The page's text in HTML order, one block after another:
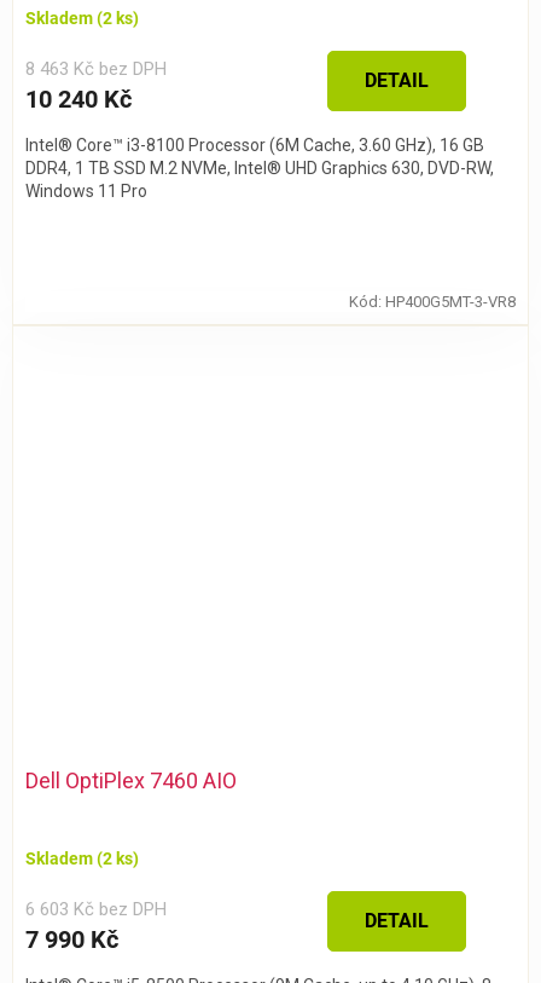
Skladem(2 ks)
8 463 Kč bez DPH
10 240 Kč
DETAIL
Intel® Core™ i3-8100 Processor (6M Cache, 3.60 GHz), 16 GB
DDR4, 1 TB SSD M.2 NVMe, Intel® UHD Graphics 630, DVD-RW,
Windows 11 Pro
Kód: HP400G5MT-3-VR8
Dell OptiPlex 7460 AIO
Skladem(2 ks)
6 603 Kč bez DPH
7 990 Kč
DETAIL